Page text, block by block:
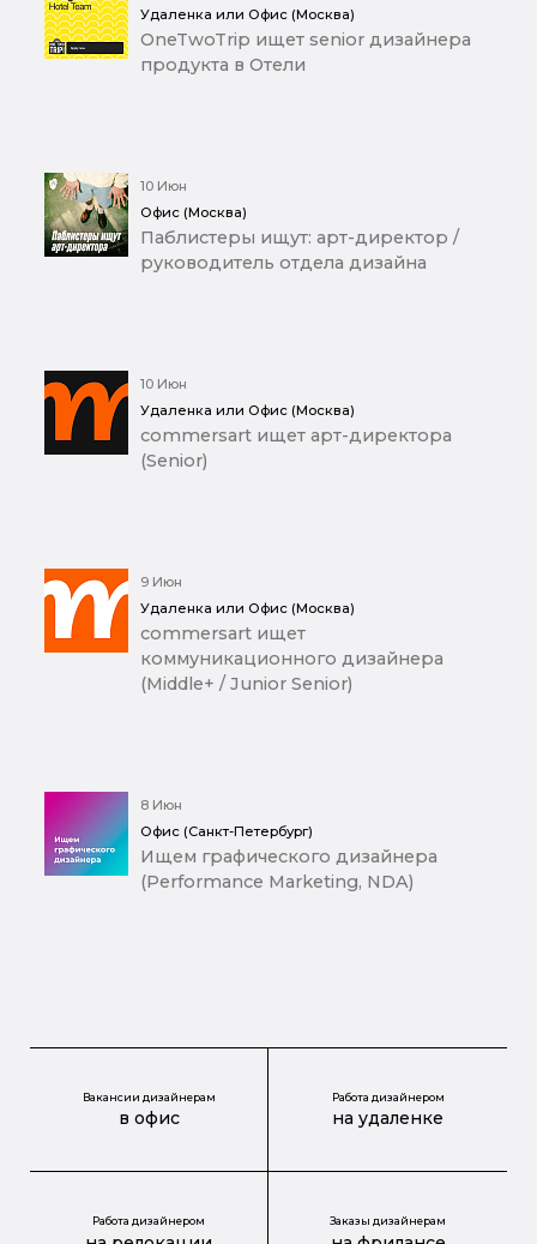
Удаленка или Офис (Москва)
OneTwoTrip ищет senior дизайнера
продукта в Отели
10 Июн
Офис (Москва)
Паблистеры ищут: арт-директор /
руководитель отдела дизайна
10 Июн
Удаленка или Офис (Москва)
commersart ищет арт-директора
(Senior)
9 Июн
Удаленка или Офис (Москва)
commersart ищет
коммуникационного дизайнера
(Middle+ / Junior Senior)
8 Июн
Офис (Санкт-Петербург)
Ищем графического дизайнера
(Performance Marketing, NDA)
Вакансии дизайнерам
в офис
Работа дизайнером
на удаленке
Работа дизайнером Заказы дизайнерам